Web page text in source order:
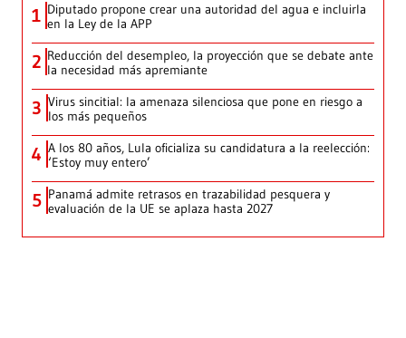
1 Diputado propone crear una autoridad del agua e incluirla
en la Ley de la APP
2 Reducción del desempleo, la proyección que se debate ante
la necesidad más apremiante
3 Virus sincitial: la amenaza silenciosa que pone en riesgo a
los más pequeños
4 A los 80 años, Lula oficializa su candidatura a la reelección:
‘Estoy muy entero’
5 Panamá admite retrasos en trazabilidad pesquera y
evaluación de la UE se aplaza hasta 2027